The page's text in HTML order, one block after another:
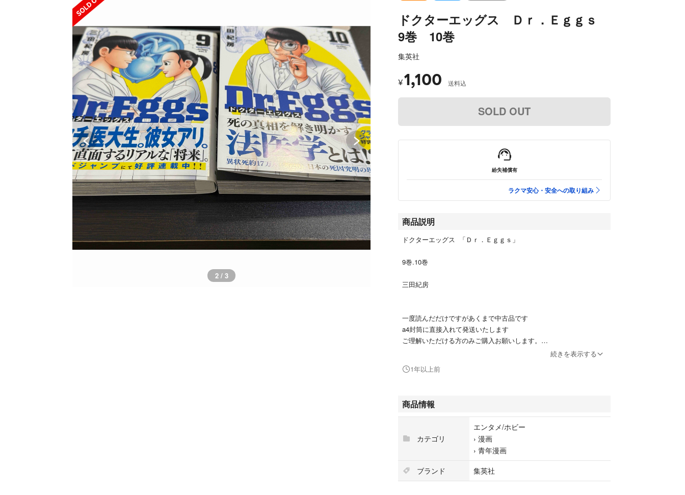
2 / 3
ドクターエッグス Ｄｒ．Ｅｇｇｓ
9巻 10巻
集英社
¥1,100 送料込
SOLD OUT
紛失補償有
ラクマ安心・安全への取り組み
商品説明
ドクターエッグス 「Ｄｒ．Ｅｇｇｓ」
9巻.10巻
三田紀房
一度読んだだけですがあくまで中古品です
a4封筒に直接入れて発送いたします
ご理解いただける方のみご購入お願いします。
#三田紀房
#青年漫画
#コミック
続きを表示する
1年以上前
商品情報
カテゴリ
エンタメ/ホビー
› 漫画
› 青年漫画
ブランド
集英社